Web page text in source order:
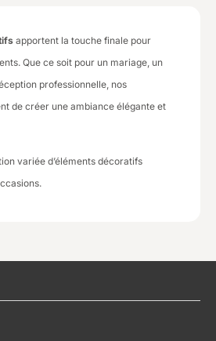
apportent la touche finale pour
Que ce soit pour un mariage, un
professionnelle, nos
de créer une ambiance élégante et
variée d’éléments décoratifs